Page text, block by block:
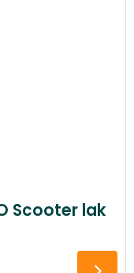
Scooter lak